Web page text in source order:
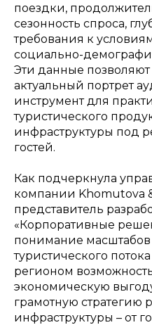
поездки,
сезонность спроса,
требования к
социально-
Эти данные позволяют
актуальный портрет
инструмент для
туристического
инфраструктуры под
гостей.
Как подчеркнула
компании Khomutova
представитель
«Корпоративные
понимание масштабов
туристического
регионом
экономическую
грамотную стратегию
инфраструктуры – от